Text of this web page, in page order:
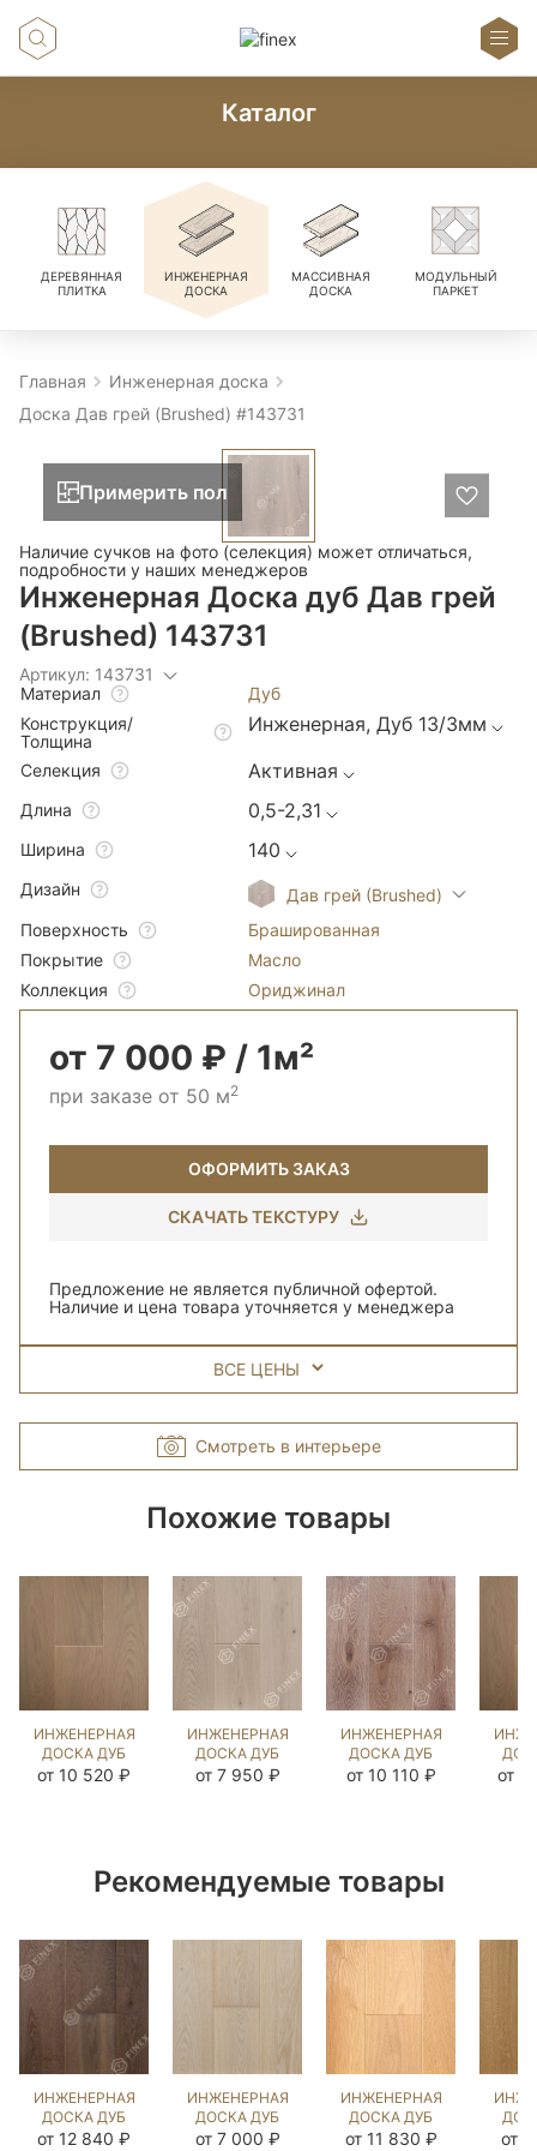
Каталог
ДЕРЕВЯННАЯ
ПЛИТКА
ИНЖЕНЕРНАЯ
ДОСКА
МАССИВНАЯ
ДОСКА
МОДУЛЬНЫЙ
ПАРКЕТ
Главная
Инженерная доска
Доска Дав грей (Brushed) #143731
Примерить пол
Наличие сучков на фото (селекция) может отличаться,
подробности у наших менеджеров
Инженерная Доска дуб Дав грей
(Brushed) 143731
Артикул: 143731
Материал
Дуб
Конструкция/
Толщина
Инженерная, Дуб 13/3мм
Селекция Активная
Длина 0,5-2,31
Ширина 140
Дизайн
Дав грей (Brushed)
Поверхность
Брашированная
Покрытие
Масло
Коллекция
Ориджинал
от 7 000 ₽ / 1м²
при заказе от 50 м2
ОФОРМИТЬ ЗАКАЗ
СКАЧАТЬ ТЕКСТУРУ
Предложение не является публичной офертой.
Наличие и цена товара уточняется у менеджера
ВСЕ ЦЕНЫ
Смотреть в интерьере
Похожие товары
ИНЖЕНЕРНАЯ
ДОСКА ДУБ
КЕРРЕРА
от 10 520 ₽
ИНЖЕНЕРНАЯ
ДОСКА ДУБ
ГРЭМ
от 7 950 ₽
ИНЖЕНЕРНАЯ
ДОСКА ДУБ
НОРДИК NEW
от 10 110 ₽ от
Рекомендуемые товары
ИНЖЕНЕРНАЯ
ДОСКА ДУБ
RIBBLE
от 12 840 ₽
ИНЖЕНЕРНАЯ
ДОСКА ДУБ
ЭШЛИ OIL
от 7 000 ₽
ИНЖЕНЕРНАЯ
ДОСКА ДУБ
КАННА
от 11 830 ₽ от